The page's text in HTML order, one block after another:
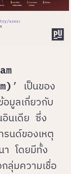
’ เป็นของ
ลเกี่ยวกับ
อินเดีย ซึ่ง
รนด์ของเหตุ
า โดยมีทั้ง
ลุ่มความเชื่อ